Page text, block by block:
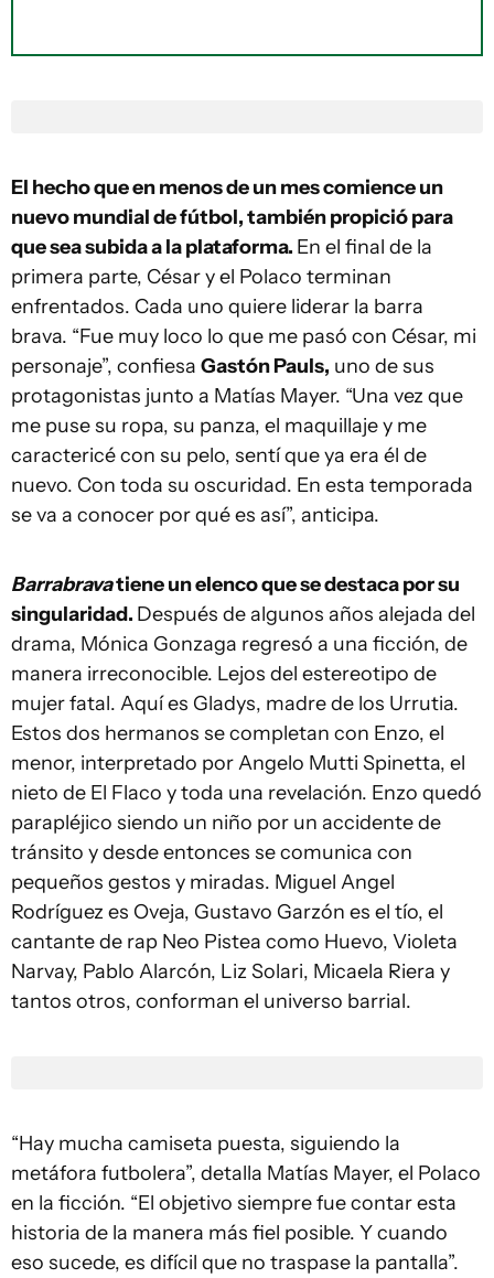
El hecho que en menos de un mes comience un
nuevo mundial de fútbol, también propició para
que sea subida a la plataforma. En el final de la
primera parte, César y el Polaco terminan
enfrentados. Cada uno quiere liderar la barra
brava. “Fue muy loco lo que me pasó con César, mi
personaje”, confiesa Gastón Pauls, uno de sus
protagonistas junto a Matías Mayer. “Una vez que
me puse su ropa, su panza, el maquillaje y me
caractericé con su pelo, sentí que ya era él de
nuevo. Con toda su oscuridad. En esta temporada
se va a conocer por qué es así”, anticipa.
Barrabravatiene un elenco que se destaca por su
singularidad. Después de algunos años alejada del
drama, Mónica Gonzaga regresó a una ficción, de
manera irreconocible. Lejos del estereotipo de
mujer fatal. Aquí es Gladys, madre de los Urrutia.
Estos dos hermanos se completan con Enzo, el
menor, interpretado por Angelo Mutti Spinetta, el
nieto de El Flaco y toda una revelación. Enzo quedó
parapléjico siendo un niño por un accidente de
tránsito y desde entonces se comunica con
pequeños gestos y miradas. Miguel Angel
Rodríguez es Oveja, Gustavo Garzón es el tío, el
cantante de rap Neo Pistea como Huevo, Violeta
Narvay, Pablo Alarcón, Liz Solari, Micaela Riera y
tantos otros, conforman el universo barrial.
“Hay mucha camiseta puesta, siguiendo la
metáfora futbolera”, detalla Matías Mayer, el Polaco
en la ficción. “El objetivo siempre fue contar esta
historia de la manera más fiel posible. Y cuando
eso sucede, es difícil que no traspase la pantalla”.